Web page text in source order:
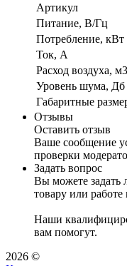
Артикул
Питание, В/Гц
Потребление, кВт
Ток, А
Расход воздуха,
Уровень шума, Дб
Габаритные
Отзывы
Оставить отзыв
Ваше сообщение
проверки
Задать вопрос
Вы можете задать
товару или работе
Наши
вам помогут.
2026 ©